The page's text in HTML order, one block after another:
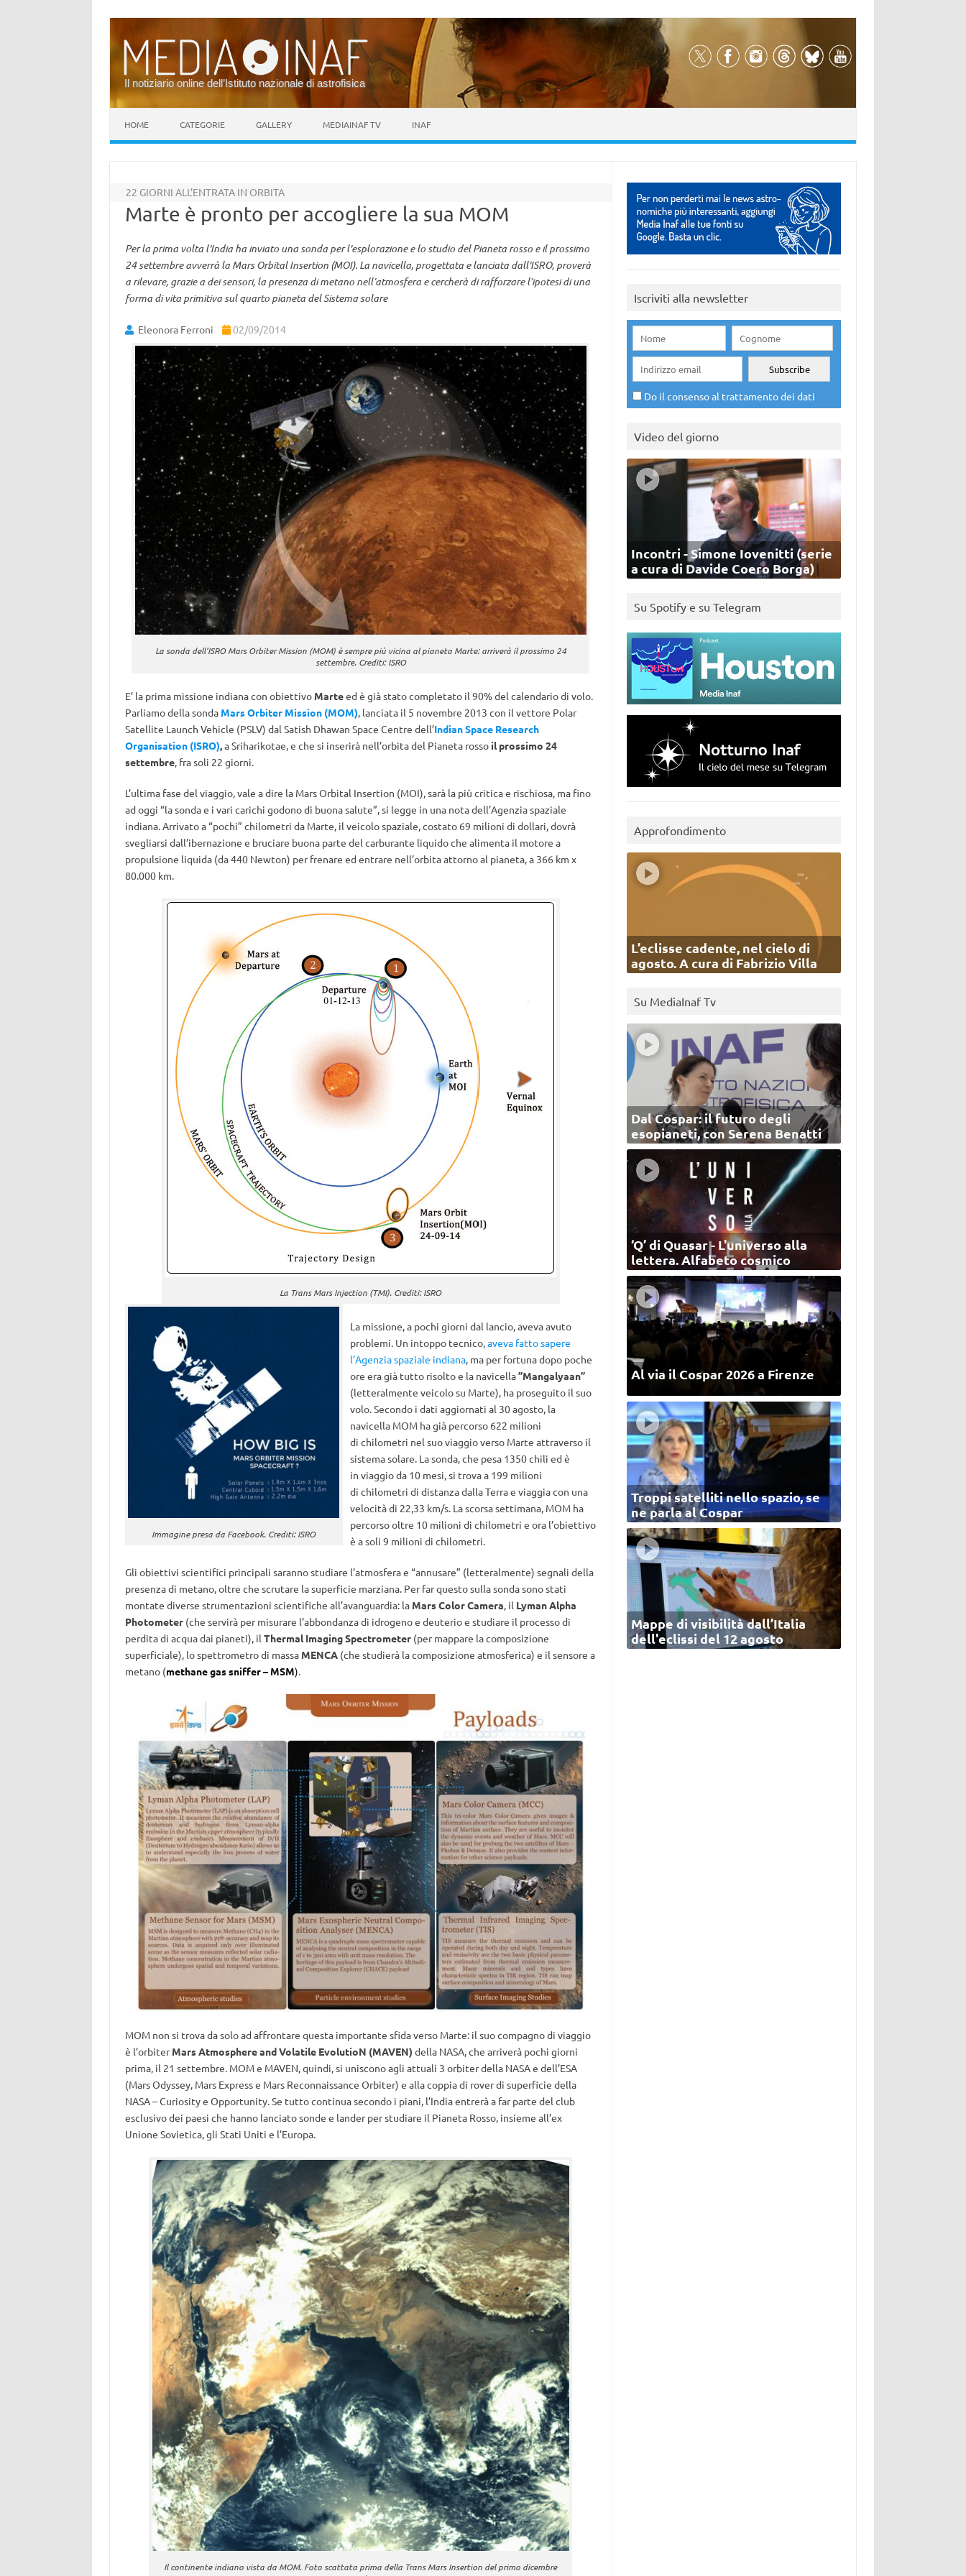
Il notiziario online dell’Istituto nazionale di astrofisica
HOME CATEGORIE GALLERY MEDIAINAF TV INAF
22 GIORNI ALL’ENTRATA IN ORBITA
Marte è pronto per accogliere la sua MOM
Per la prima volta l'India ha inviato una sonda per l'esplorazione e lo studio del Pianeta rosso e il prossimo
24 settembre avverrà la Mars Orbital Insertion (MOI). La navicella, progettata e lanciata dall'ISRO, proverà
a rilevare, grazie a dei sensori, la presenza di metano nell’atmosfera e cercherà di rafforzare l’ipotesi di una
forma di vita primitiva sul quarto pianeta del Sistema solare
Eleonora Ferroni 02/09/2014
La sonda dell’ISRO Mars Orbiter Mission (MOM) è sempre più vicina al pianeta Marte: arriverà il prossimo 24
settembre. Crediti: ISRO
E’ la prima missione indiana con obiettivo Marteed è già stato completato il 90% del calendario di volo.
Parliamo della sonda Mars Orbiter Mission (MOM), lanciata il 5 novembre 2013 con il vettore Polar
Satellite Launch Vehicle (PSLV) dal Satish Dhawan Space Centre dell’Indian Space Research
Organisation (ISRO),a Sriharikotae, e che si inserirà nell’orbita del Pianeta rosso il prossimo 24
settembre, fra soli 22 giorni.
L’ultima fase del viaggio, vale a dire la Mars Orbital Insertion (MOI), sarà la più critica e rischiosa, ma fino
ad oggi “la sonda e i vari carichi godono di buona salute”, si legge in una nota dell’Agenzia spaziale
indiana. Arrivato a “pochi” chilometri da Marte, il veicolo spaziale, costato 69 milioni di dollari, dovrà
svegliarsi dall’ibernazione e bruciare buona parte del carburante liquido che alimenta il motore a
propulsione liquida (da 440 Newton) per frenare ed entrare nell’orbita attorno al pianeta, a 366 km x
80.000 km.
La Trans Mars Injection (TMI). Crediti: ISRO
Immagine presa da Facebook. Crediti: ISRO
La missione, a pochi giorni dal lancio, aveva avuto
problemi. Un intoppo tecnico,aveva fatto sapere
l’Agenzia spaziale indiana, ma per fortuna dopo poche
ore era già tutto risolto e la navicella”Mangalyaan”
(letteralmente veicolo su Marte), ha proseguito il suo
volo. Secondo i dati aggiornati al 30 agosto, la
navicella MOM ha già percorso 622 milioni
di chilometri nel suo viaggio verso Marte attraverso il
sistema solare. La sonda, che pesa 1350 chili ed è
in viaggio da 10 mesi, si trova a 199 milioni
di chilometri di distanza dalla Terra e viaggia con una
velocità di 22,33 km/s. La scorsa settimana, MOM ha
percorso oltre 10 milioni di chilometri e ora l’obiettivo
è a soli 9 milioni di chilometri.
Gli obiettivi scientifici principali saranno studiare l’atmosfera e “annusare” (letteralmente) segnali della
presenza di metano, oltre che scrutare la superficie marziana. Per far questo sulla sonda sono stati
montate diverse strumentazioni scientifiche all’avanguardia: la Mars Color Camera, il Lyman Alpha
Photometer(che servirà per misurare l’abbondanza di idrogeno e deuterio e studiare il processo di
perdita di acqua dai pianeti), il Thermal Imaging Spectrometer(per mappare la composizione
superficiale), lo spettrometro di massa MENCA(che studierà la composizione atmosferica) e il sensore a
metano (methane gas sniffer – MSM).
MOM non si trova da solo ad affrontare questa importante sfida verso Marte: il suo compagno di viaggio
è l’orbiterMars Atmosphere and Volatile EvolutioN (MAVEN) della NASA, che arriverà pochi giorni
prima, il 21 settembre. MOM e MAVEN, quindi, si uniscono agli attuali 3 orbiter della NASA e dell’ESA
(Mars Odyssey, Mars Express e Mars Reconnaissance Orbiter) e alla coppia di rover di superficie della
NASA – Curiosity e Opportunity. Se tutto continua secondo i piani, l’India entrerà a far parte del club
esclusivo dei paesi che hanno lanciato sonde e lander per studiare il Pianeta Rosso, insieme all’ex
Unione Sovietica, gli Stati Uniti e l’Europa.
Il continente indiano vista da MOM. Foto scattata prima della Trans Mars Insertion del primo dicembre
Iscriviti alla newsletter
Do il consenso al trattamento dei dati
Video del giorno
Incontri - Simone Iovenitti (serie
a cura di Davide Coero Borga)
Su Spotify e su Telegram
Approfondimento
L’eclisse cadente, nel cielo di
agosto. A cura di Fabrizio Villa
Su MediaInaf Tv
Dal Cospar: il futuro degli
esopianeti, con Serena Benatti
‘Q’ di Quasar - L'universo alla
lettera. Alfabeto cosmico
Al via il Cospar 2026 a Firenze
Troppi satelliti nello spazio, se
ne parla al Cospar
Mappe di visibilità dall’Italia
dell'eclissi del 12 agosto